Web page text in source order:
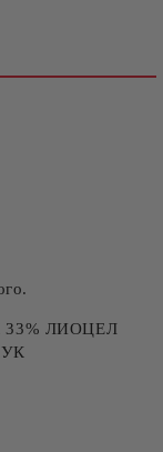
данни
ден.
33% ЛИОЦЕЛ